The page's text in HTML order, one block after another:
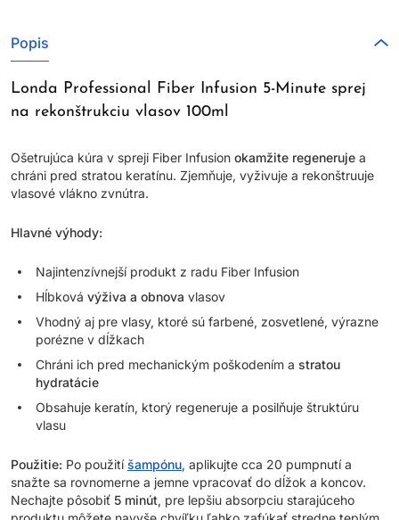
Popis
Londa Professional Fiber Infusion 5-Minute sprej
na rekonštrukciu vlasov 100ml
Ošetrujúca kúra v spreji Fiber Infusion okamžite regeneruje a
chráni pred stratou keratínu. Zjemňuje, vyživuje a rekonštruuje
vlasové vlákno zvnútra.
Hlavné výhody:
Najintenzívnejší produkt z radu Fiber Infusion
Hĺbková výživa a obnova vlasov
Vhodný aj pre vlasy, ktoré sú farbené, zosvetlené, výrazne
porézne v dĺžkach
Chráni ich pred mechanickým poškodením a stratou
hydratácie
Obsahuje keratín, ktorý regeneruje a posilňuje štruktúru
vlasu
Použitie: Po použitíšampónu, aplikujte cca 20 pumpnutí a
snažte sa rovnomerne a jemne vpracovať do dĺžok a koncov.
Nechajte pôsobiť 5 minút, pre lepšiu absorpciu starajúceho